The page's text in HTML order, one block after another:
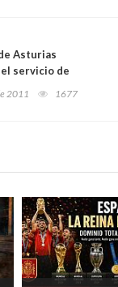
Asturias
servicio de
“XVIII
2011 1677